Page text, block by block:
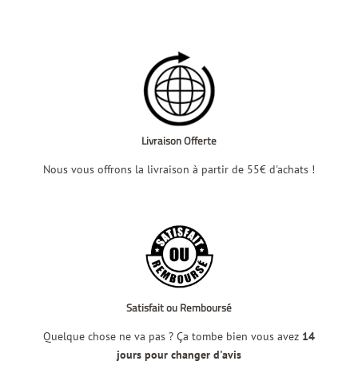
Livraison Offerte
Nous vous offrons la livraison à partir de 55€ d'achats !
Satisfait ou Remboursé
Quelque chose ne va pas ? Ça tombe bien vous avez 14
jours pour changer d'avis